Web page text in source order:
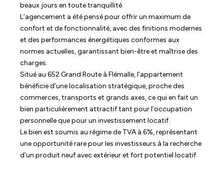
beaux jours en toute tranquillité.
L’agencement a été pensé pour offrir un maximum de
confort et de fonctionnalité, avec des finitions modernes
et des performances énergétiques conformes aux
normes actuelles, garantissant bien-être et maîtrise des
charges.
Situé au 652 Grand Route à Flémalle, l’appartement
bénéficie d’une localisation stratégique, proche des
commerces, transports et grands axes, ce qui en fait un
bien particulièrement attractif tant pour l’occupation
personnelle que pour un investissement locatif.
Le bien est soumis au régime de TVA à 6%, représentant
une opportunité rare pour les investisseurs à la recherche
d’un produit neuf avec extérieur et fort potentiel locatif.